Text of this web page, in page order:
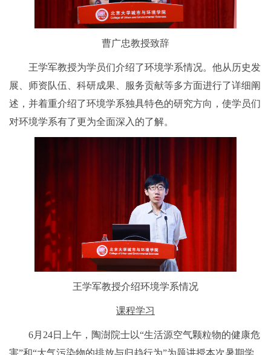
曹广忠教授致辞
王学军教授为学员们介绍了环境学系情况。他从历史发
展、师资队伍、科研成果、服务贡献等多方面进行了详细阐
述，并着重介绍了环境学系独具特色的研究方向，使学员们
对环境学系有了更为全面深入的了解。
王学军教授介绍环境学系情况
课程学习
6月24日上午，陶澍院士以“生活源空气颗粒物的健康危